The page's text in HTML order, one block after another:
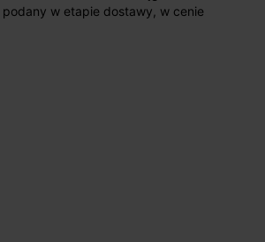
w etapie dostawy, w cenie